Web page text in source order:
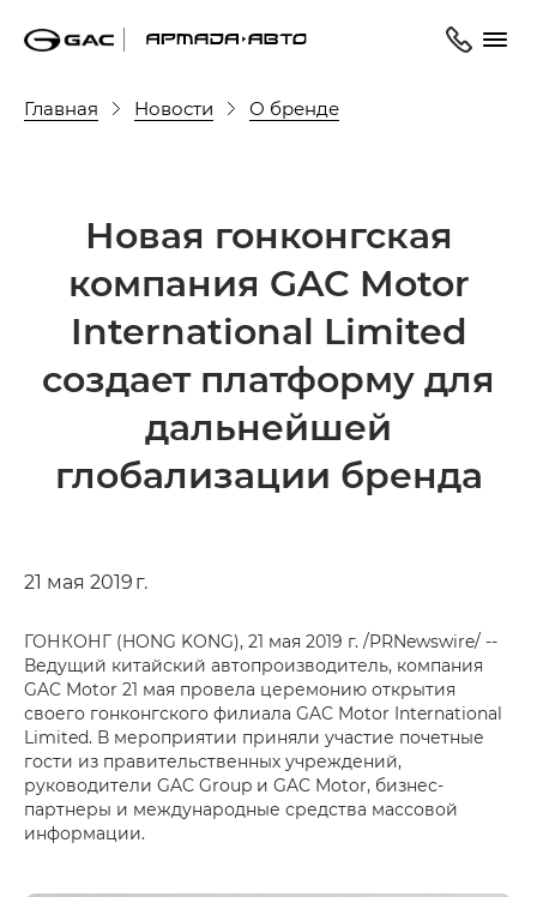
Главная Новости О бренде
Новая гонконгская
компания GAC Motor
International Limited
создает платформу для
дальнейшей
глобализации бренда
21 мая 2019 г.
ГОНКОНГ (HONG KONG), 21 мая 2019 г. /PRNewswire/ --
Ведущий китайский автопроизводитель, компания
GAC Motor 21 мая провела церемонию открытия
своего гонконгского филиала GAC Motor International
Limited. В мероприятии приняли участие почетные
гости из правительственных учреждений,
руководители GAC Group и GAC Motor, бизнес-
партнеры и международные средства массовой
информации.